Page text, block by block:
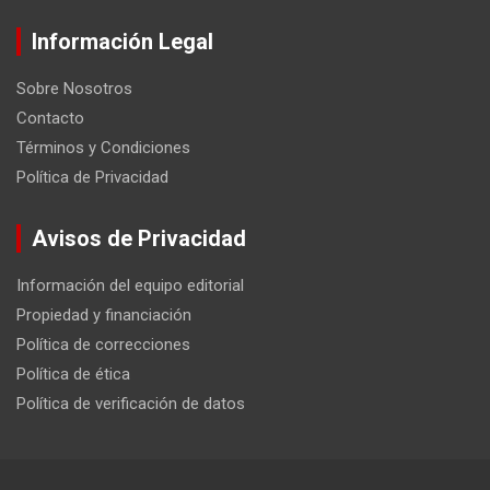
Información Legal
Sobre Nosotros
Contacto
Términos y Condiciones
Política de Privacidad
Avisos de Privacidad
Información del equipo editorial
Propiedad y financiación
Política de correcciones
Política de ética
Política de verificación de datos